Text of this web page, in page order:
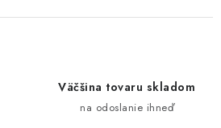
Väčšina tovaru skladom
na odoslanie ihneď